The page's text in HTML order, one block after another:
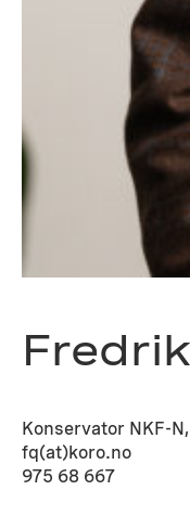
Konservator NKF-
fq(at)koro.no
975 68 667